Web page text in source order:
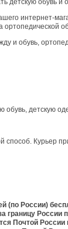
детскую обувь
интернет-
и обувь,
обувь, детскую
Курьер
(по России)
границу России
Почтой России